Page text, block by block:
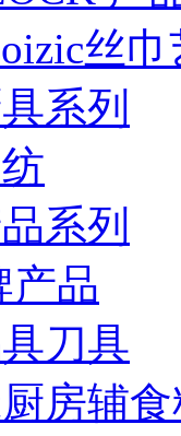
丝
系列
系列
产品
刀具
房辅